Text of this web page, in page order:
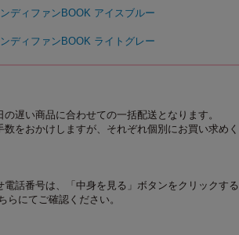
ディファンBOOK アイスブルー
ディファンBOOK ライトグレー
遅い商品に合わせての一括配送となります。
をおかけしますが、それぞれ個別にお買い求めく
話番号は、「中身を見る」ボタンをクリックする
にてご確認ください。